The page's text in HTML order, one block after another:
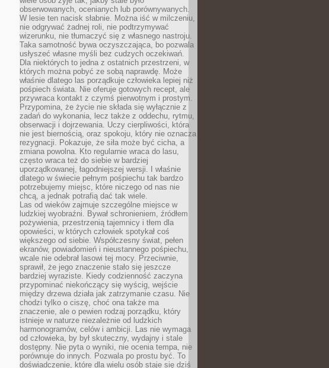
obserwowanych, ocenianych lub porównywanych.
W lesie ten nacisk słabnie. Można iść w milczeniu,
nie odgrywać żadnej roli, nie podtrzymywać
wizerunku, nie tłumaczyć się z własnego nastroju.
Taka samotność bywa oczyszczająca, bo pozwala
usłyszeć własne myśli bez cudzych oczekiwań.
Dla niektórych to jedna z ostatnich przestrzeni, w
których można pobyć ze sobą naprawdę. Może
właśnie dlatego las porządkuje człowieka lepiej niż
pośpiech świata. Nie oferuje gotowych recept, ale
przywraca kontakt z czymś pierwotnym i prostym.
Przypomina, że życie nie składa się wyłącznie z
zadań do wykonania, lecz także z oddechu, rytmu,
obserwacji i dojrzewania. Uczy cierpliwości, która
nie jest biernością, oraz spokoju, który nie oznacza
rezygnacji. Pokazuje, że siła może być cicha, a
zmiana powolna. Kto regularnie wraca do lasu,
często wraca też do siebie w bardziej
uporządkowanej, łagodniejszej wersji. I właśnie
dlatego w świecie pełnym pośpiechu tak bardzo
potrzebujemy miejsc, które niczego od nas nie
chcą, a jednak potrafią dać tak wiele.
Las od wieków zajmuje szczególne miejsce w
ludzkiej wyobraźni. Bywał schronieniem, źródłem
pożywienia, przestrzenią tajemnicy i tłem dla
opowieści, w których człowiek spotykał coś
większego od siebie. Współczesny świat, pełen
ekranów, powiadomień i nieustannego pośpiechu,
wcale nie odebrał lasowi tej mocy. Przeciwnie,
sprawił, że jego znaczenie stało się jeszcze
bardziej wyraziste. Kiedy codzienność zaczyna
przypominać niekończący się wyścig, wejście
między drzewa działa jak zatrzymanie czasu. Nie
chodzi tylko o ciszę, choć ona także ma
znaczenie, ale o pewien rodzaj porządku, który
istnieje w naturze niezależnie od ludzkich
harmonogramów, celów i ambicji. Las nie wymaga
od człowieka, by był skuteczny, wydajny i stale
dostępny. Nie pyta o wyniki, nie ocenia tempa, nie
porównuje do innych. Pozwala po prostu być. To
doświadczenie, które dla wielu osób staje się dziś